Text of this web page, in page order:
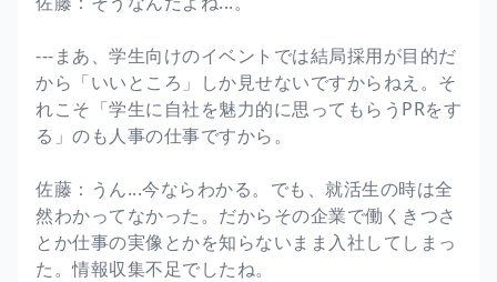
---まあ、学生向けのイベントでは結局採用が目的だ
から「いいところ」しか見せないですからねえ。そ
れこそ「学生に自社を魅力的に思ってもらうPRをす
る」のも人事の仕事ですから。
佐藤：うん...今ならわかる。でも、就活生の時は全
然わかってなかった。だからその企業で働くきつさ
とか仕事の実像とかを知らないまま入社してしまっ
た。情報収集不足でしたね。